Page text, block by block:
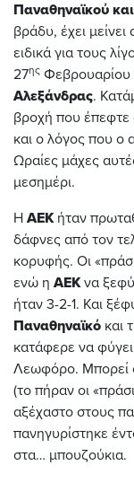
Παναθηναϊκού
βράδυ, έχει
ειδικά για τους
27ης Φεβρουαρίου
Αλεξάνδρας.
βροχή που έπεφτε
και ο λόγος που ο
Ωραίες μάχες
μεσημέρι.
Η ΑΕΚήταν
δάφνες από τον
κορυφής. Οι
ενώ η ΑΕΚνα
ήταν 3-2-1. Και
Παναθηναϊκό και
κατάφερε να φύγει
Λεωφόρο. Μπορεί
(το πήραν οι
αξέχαστο στους
πανηγυρίστηκε
στα… μπουζούκια.